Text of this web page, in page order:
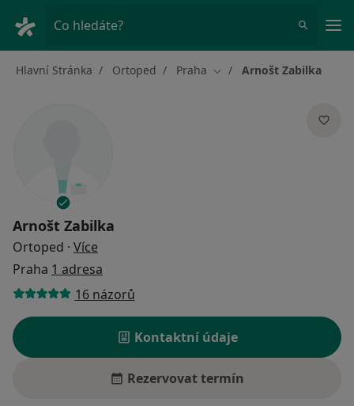
Co hledáte?
Hlavní Stránka Ortoped Praha Změna města
Arnošt Zabilka
Arnošt Zabilka
Ortoped · Více
Praha 1 adresa
16 názorů
Kontaktní údaje
Rezervovat termín